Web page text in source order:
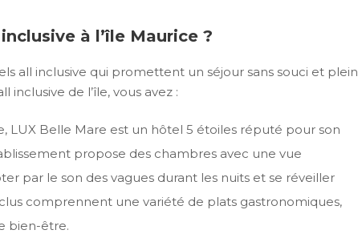
à l’île Maurice ?
all inclusive qui promettent un séjour sans souci et plein
de l’île, vous avez :
LUX Belle Mare est un hôtel 5 étoiles réputé pour son
propose des chambres avec une vue
par le son des vagues durant les nuits et se réveiller
comprennent une variété de plats gastronomiques,
bien-être.